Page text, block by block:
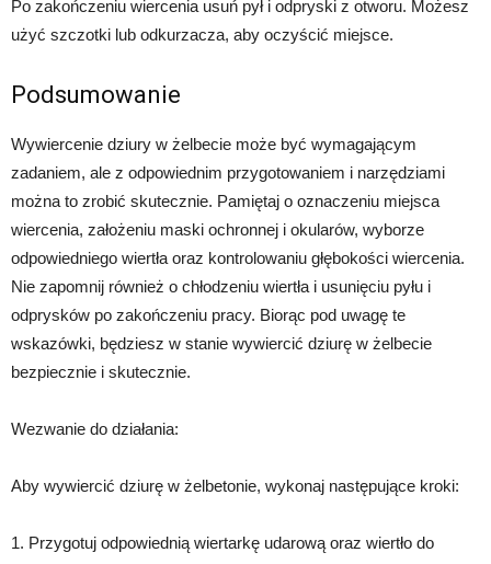
Po zakończeniu wiercenia usuń pył i odpryski z otworu. Możesz
użyć szczotki lub odkurzacza, aby oczyścić miejsce.
Podsumowanie
Wywiercenie dziury w żelbecie może być wymagającym
zadaniem, ale z odpowiednim przygotowaniem i narzędziami
można to zrobić skutecznie. Pamiętaj o oznaczeniu miejsca
wiercenia, założeniu maski ochronnej i okularów, wyborze
odpowiedniego wiertła oraz kontrolowaniu głębokości wiercenia.
Nie zapomnij również o chłodzeniu wiertła i usunięciu pyłu i
odprysków po zakończeniu pracy. Biorąc pod uwagę te
wskazówki, będziesz w stanie wywiercić dziurę w żelbecie
bezpiecznie i skutecznie.
Wezwanie do działania:
Aby wywiercić dziurę w żelbetonie, wykonaj następujące kroki:
1. Przygotuj odpowiednią wiertarkę udarową oraz wiertło do